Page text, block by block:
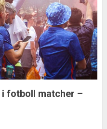
fotboll matcher –